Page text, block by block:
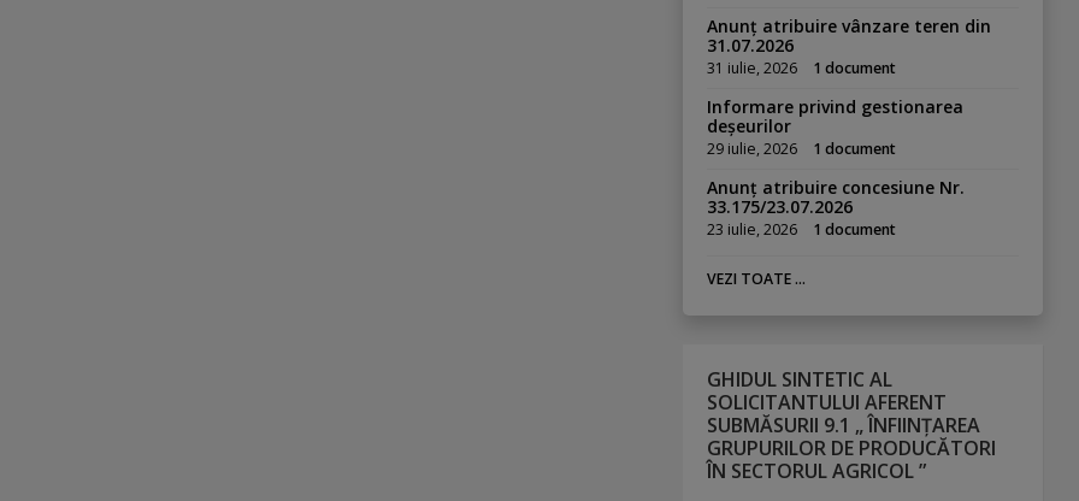
Anunț atribuire vânzare teren din
31.07.2026
31 iulie, 2026 1 document
Informare privind gestionarea
deșeurilor
29 iulie, 2026 1 document
Anunț atribuire concesiune Nr.
33.175/23.07.2026
23 iulie, 2026 1 document
VEZI TOATE ...
GHIDUL SINTETIC AL
SOLICITANTULUI AFERENT
SUBMĂSURII 9.1 „ ÎNFIINȚAREA
GRUPURILOR DE PRODUCĂTORI
ÎN SECTORUL AGRICOL ”